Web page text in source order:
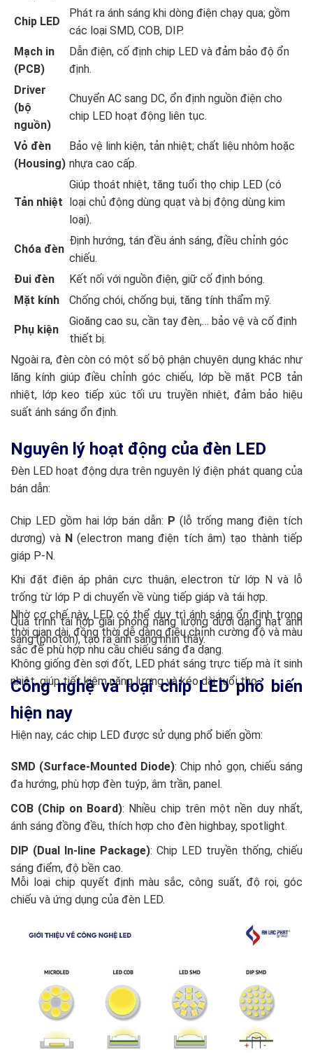
Chip LED
Phát ra ánh sáng khi dòng điện chạy qua; gồm
các loại SMD, COB, DIP.
Mạch in
(PCB)
Dẫn điện, cố định chip LED và đảm bảo độ ổn
định.
Driver
(bộ
nguồn)
Chuyển AC sang DC, ổn định nguồn điện cho
chip LED hoạt động liên tục.
Vỏ đèn
(Housing)
Bảo vệ linh kiện, tản nhiệt; chất liệu nhôm hoặc
nhựa cao cấp.
Tản nhiệt
Giúp thoát nhiệt, tăng tuổi thọ chip LED (có
loại chủ động dùng quạt và bị động dùng kim
loại).
Chóa đèn
Định hướng, tán đều ánh sáng, điều chỉnh góc
chiếu.
Đui đèn
Kết nối với nguồn điện, giữ cố định bóng.
Mặt kính
Chống chói, chống bụi, tăng tính thẩm mỹ.
Phụ kiện
Gioăng cao su, cần tay đèn,… bảo vệ và cố định
thiết bị.
Ngoài ra, đèn còn có một số bộ phận chuyên dụng khác như
lăng kính giúp điều chỉnh góc chiếu, lớp bề mặt PCB tản
nhiệt, lớp keo tiếp xúc tối ưu truyền nhiệt, đảm bảo hiệu
suất ánh sáng ổn định.
Nguyên lý hoạt động của đèn LED
Đèn LED hoạt động dựa trên nguyên lý điện phát quang của
bán dẫn:
Chip LED gồm hai lớp bán dẫn: P (lỗ trống mang điện tích
dương) và N (electron mang điện tích âm) tạo thành tiếp
giáp P-N.
Khi đặt điện áp phân cực thuận, electron từ lớp N và lỗ
trống từ lớp P di chuyển về vùng tiếp giáp và tái hợp.
Quá trình tái hợp giải phóng năng lượng dưới dạng hạt ánh
sáng (photon), tạo ra ánh sáng nhìn thấy.
Không giống đèn sợi đốt, LED phát sáng trực tiếp mà ít sinh
nhiệt, giúp tiết kiệm năng lượng và kéo dài tuổi thọ.
Nhờ cơ chế này, LED có thể duy trì ánh sáng ổn định trong
thời gian dài, đồng thời dễ dàng điều chỉnh cường độ và màu
sắc để phù hợp nhu cầu chiếu sáng đa dạng.
Công nghệ và loại chip LED phổ biến
hiện nay
Hiện nay, các chip LED được sử dụng phổ biến gồm:
SMD (Surface-Mounted Diode): Chip nhỏ gọn, chiếu sáng
đa hướng, phù hợp đèn tuýp, âm trần, panel.
COB (Chip on Board): Nhiều chip trên một nền duy nhất,
ánh sáng đồng đều, thích hợp cho đèn highbay, spotlight.
DIP (Dual In-line Package): Chip LED truyền thống, chiếu
sáng điểm, độ bền cao.
Mỗi loại chip quyết định màu sắc, công suất, độ rọi, góc
chiếu và ứng dụng của đèn LED.